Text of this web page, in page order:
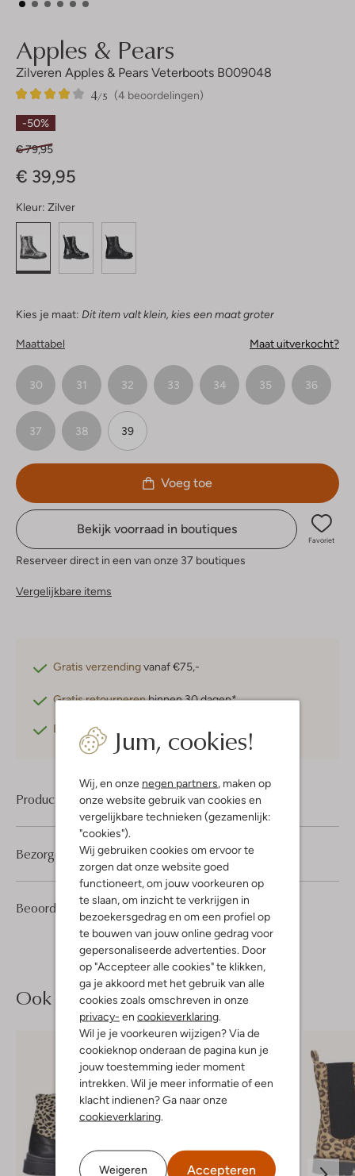
Jum, cookies!
Wij, en onze negen partners, maken op
onze website gebruik van cookies en
vergelijkbare technieken (gezamenlijk:
"cookies").
Wij gebruiken cookies om ervoor te
zorgen dat onze website goed
functioneert, om jouw voorkeuren op
te slaan, om inzicht te verkrijgen in
bezoekersgedrag en om een profiel op
te bouwen van jouw online gedrag voor
gepersonaliseerde advertenties. Door
op "Accepteer alle cookies" te klikken,
ga je akkoord met het gebruik van alle
cookies zoals omschreven in onze
privacy- en cookieverklaring.
Wil je je voorkeuren wijzigen? Via de
cookieknop onderaan de pagina kun je
jouw toestemming ieder moment
intrekken. Wil je meer informatie of een
klacht indienen? Ga naar onze
cookieverklaring.
Weigeren Accepteren
Apples & Pears
Zilveren Apples & Pears Veterboots B009048
(4 beoordelingen)
4/5
4
4
Sterren
-50%
€ 79,95
€ 39,95
Kleur: Zilver
Kies je maat: Dit item valt klein, kies een maat groter
Maattabel Maat uitverkocht?
30 31 32 33 34 35 36
37 38 39
Voeg toe
Bekijk voorraad in boutiques
Favoriet
Reserveer direct in een van onze 37 boutiques
Vergelijkbare items
Gratis verzendingvanaf €75,-
Gratis retournerenbinnen 30 dagen*
Betaal achteraf
Product informatie
Beoordelingen (4) 4/5
4
4
Sterren
Bezorgen & retourneren
Ook iets voor jou?